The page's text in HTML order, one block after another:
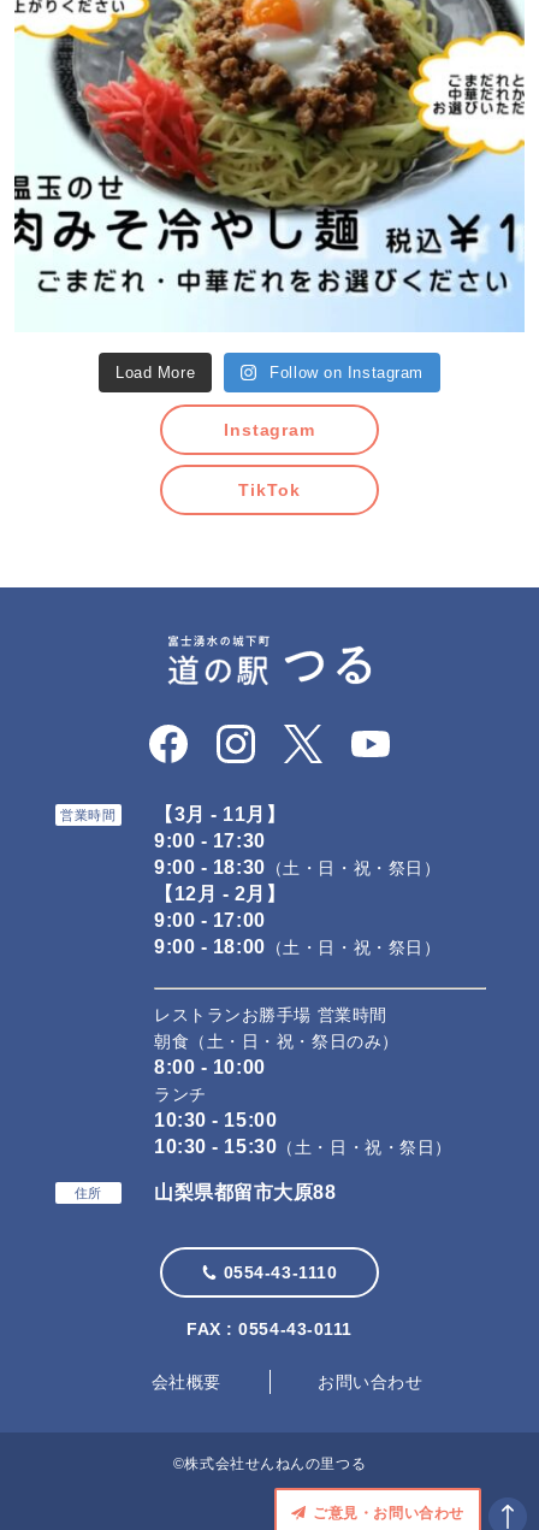
Load More Follow on Instagram
Instagram
TikTok
営業時間
【3月 - 11月】
9:00 - 17:30
9:00 - 18:30 （土・日・祝・祭日）
【12月 - 2月】
9:00 - 17:00
9:00 - 18:00 （土・日・祝・祭日）
レストランお勝手場 営業時間
朝食（土・日・祝・祭日のみ）
8:00 - 10:00
ランチ
10:30 - 15:00
10:30 - 15:30 （土・日・祝・祭日）
住所 山梨県都留市大原88
0554-43-1110
FAX : 0554-43-0111
会社概要 お問い合わせ
ご意見・お問い合わせ
©株式会社せんねんの里つる